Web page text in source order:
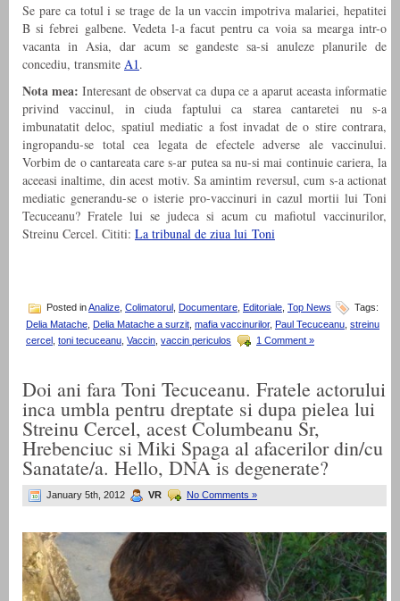
Se pare ca totul i se trage de la un vaccin impotriva malariei, hepatitei
B si febrei galbene. Vedeta l-a facut pentru ca voia sa mearga intr-o
vacanta in Asia, dar acum se gandeste sa-si anuleze planurile de
concediu, transmite A1.
Nota mea: Interesant de observat ca dupa ce a aparut aceasta informatie
privind vaccinul, in ciuda faptului ca starea cantaretei nu s-a
imbunatatit deloc, spatiul mediatic a fost invadat de o stire contrara,
ingropandu-se total cea legata de efectele adverse ale vaccinului.
Vorbim de o cantareata care s-ar putea sa nu-si mai continuie cariera, la
aceeasi inaltime, din acest motiv. Sa amintim reversul, cum s-a actionat
mediatic generandu-se o isterie pro-vaccinuri in cazul mortii lui Toni
Tecuceanu? Fratele lui se judeca si acum cu mafiotul vaccinurilor,
Streinu Cercel. Cititi: La tribunal de ziua lui Toni
Posted inAnalize Colimatorul Documentare Editoriale Top News
Tags:
Delia Matache Delia Matache a surzit mafia vaccinurilor, Paul Tecuceanu streinu
cercel toni tecuceanu Vaccin vaccin periculos 1 Comment »
Doi ani fara Toni Tecuceanu. Fratele actorului
inca umbla pentru dreptate si dupa pielea lui
Streinu Cercel, acest Columbeanu Sr,
Hrebenciuc si Miki Spaga al afacerilor din/cu
Sanatate/a. Hello, DNA is degenerate?
January 5th, 2012 VR No Comments »